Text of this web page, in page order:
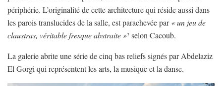
périphérie. L’originalité de cette architecture qui réside aussi dans
les parois translucides de la salle, est parachevée par« un jeu de
claustras, véritable fresque abstraite »7 selon Cacoub.
La galerie abrite une série de cinq bas reliefs signés par Abdelaziz
El Gorgi qui représentent les arts, la musique et la danse.